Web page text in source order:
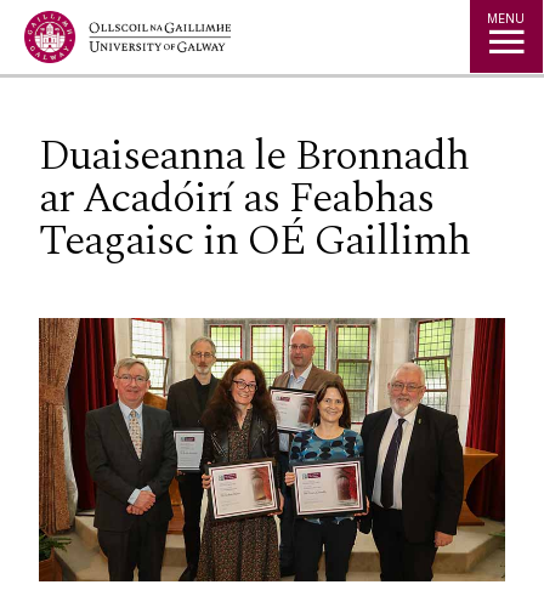
Jump to Content MENU
Duaiseanna le Bronnadh
ar Acadóirí as Feabhas
Teagaisc in OÉ Gaillimh